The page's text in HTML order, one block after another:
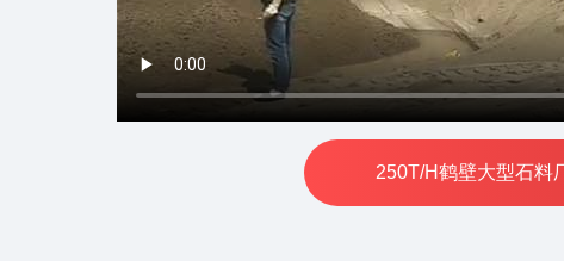
250T/H鹤壁大型石料